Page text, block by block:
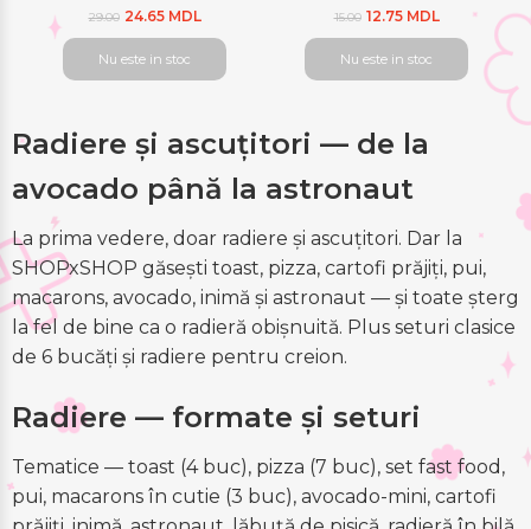
29.00 24.65 MDL
Nu este in stoc
15.00 12.75 MDL
Nu este in stoc
Radiere și ascuțitori — de la
avocado până la astronaut
La prima vedere, doar radiere și ascuțitori. Dar la
SHOPxSHOP găsești toast, pizza, cartofi prăjiți, pui,
macarons, avocado, inimă și astronaut — și toate șterg
la fel de bine ca o radieră obișnuită. Plus seturi clasice
de 6 bucăți și radiere pentru creion.
Radiere — formate și seturi
Tematice — toast (4 buc), pizza (7 buc), set fast food,
pui, macarons în cutie (3 buc), avocado-mini, cartofi